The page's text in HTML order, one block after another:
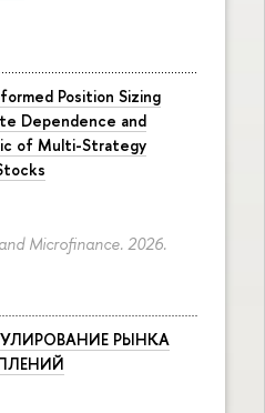
Position Sizing
Dependence and
of Multi-Strategy
Microfinance. 2026.
РЫНКА